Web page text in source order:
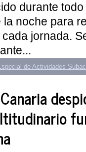
durante
noche para
jornada.
de Actividades